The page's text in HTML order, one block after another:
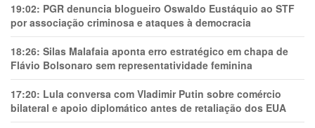
19:02: PGR denuncia blogueiro Oswaldo Eustáquio ao STF
por associação criminosa e ataques à democracia
18:26: Silas Malafaia aponta erro estratégico em chapa de
Flávio Bolsonaro sem representatividade feminina
17:20: Lula conversa com Vladimir Putin sobre comércio
bilateral e apoio diplomático antes de retaliação dos EUA